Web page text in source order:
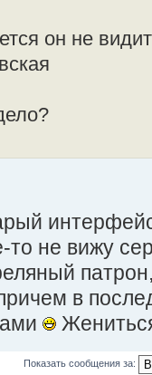
он не
не вижу
в
Показать сообщения за: